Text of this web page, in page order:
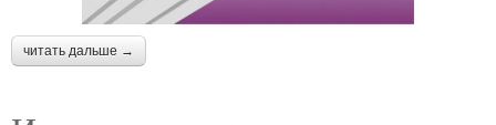
читать дальше →